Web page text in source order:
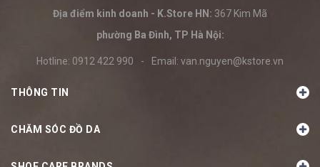
Địa điểm kinh doanh - K.Store HN: 367 Kim Mã
phường Ba Đình, TP Hà Nội:
Hotline: 0912 422 990 - Email: van.nguyen@kstore.vn
THÔNG TIN
CHĂM SÓC ĐỒ DA